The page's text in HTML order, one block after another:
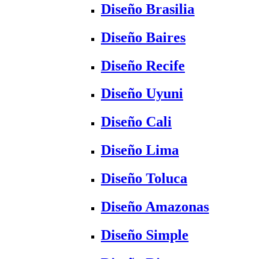
Diseño Brasilia
Diseño Baires
Diseño Recife
Diseño Uyuni
Diseño Cali
Diseño Lima
Diseño Toluca
Diseño Amazonas
Diseño Simple